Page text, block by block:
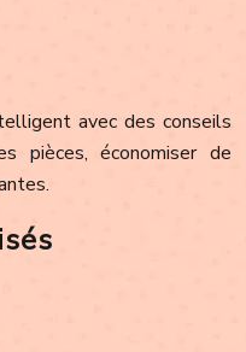
avec des conseils
pièces, économiser de